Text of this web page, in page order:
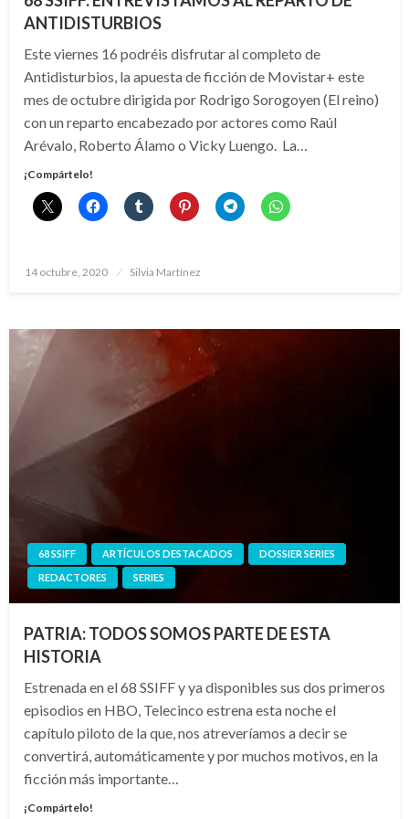
ANTIDISTURBIOS
Este viernes 16 podréis disfrutar al completo de
Antidisturbios, la apuesta de ficción de Movistar+ este
mes de octubre dirigida por Rodrigo Sorogoyen (El reino)
con un reparto encabezado por actores como Raúl
Arévalo, Roberto Álamo o Vicky Luengo. La…
¡Compártelo!
Publicado
14 octubre, 2020 Silvia Martínez
68 SSIFF ARTÍCULOS DESTACADOS
DOSSIER SERIES
REDACTORES
SERIES
PATRIA: TODOS SOMOS PARTE DE ESTA
HISTORIA
Estrenada en el 68 SSIFF y ya disponibles sus dos primeros
episodios en HBO, Telecinco estrena esta noche el
capítulo piloto de la que, nos atreveríamos a decir se
convertirá, automáticamente y por muchos motivos, en la
ficción más importante…
¡Compártelo!